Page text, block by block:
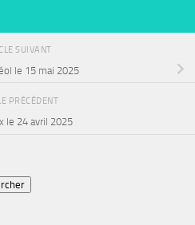
SUIVANT
le 15 mai 2025
PRÉCÉDENT
le 24 avril 2025